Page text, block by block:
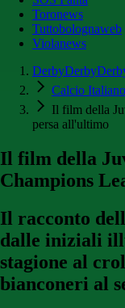
Toronews
Tuttobolognaweb
Violanews
Calcio Italiano
Il film della
persa all'ultimo
Il film della
Champions
Il racconto
dalle iniziali
stagione al
bianconeri al